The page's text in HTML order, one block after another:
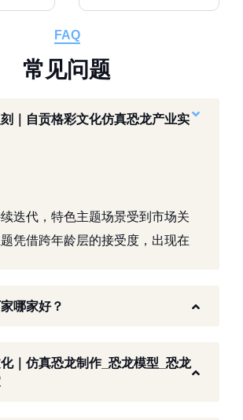
FAQ
常 见问题
｜自贡格彩文化仿真恐龙产业实
迭代，特色主题场景受到市场关
凭借跨年龄层的接受度，出现在
彩文化艺术有限公司扎根本地产
力，为各地客户提供史前主题相
。
哪家好？
｜仿真恐龙制作_恐龙模型_恐龙